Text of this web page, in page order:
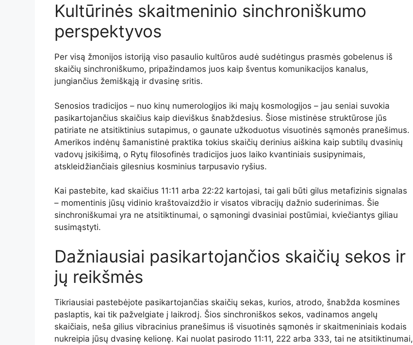
Kultūrinės skaitmeninio sinchroniškumo
perspektyvos
Per visą žmonijos istoriją viso pasaulio kultūros audė sudėtingus prasmės gobelenus iš
skaičių sinchroniškumo, pripažindamos juos kaip šventus komunikacijos kanalus,
jungiančius žemiškąją ir dvasinę sritis.
Senosios tradicijos – nuo kinų numerologijos iki majų kosmologijos – jau seniai suvokia
pasikartojančius skaičius kaip dieviškus šnabždesius. Šiose mistinėse struktūrose jūs
patiriate ne atsitiktinius sutapimus, o gaunate užkoduotus visuotinės sąmonės pranešimus.
Amerikos indėnų šamanistinė praktika tokius skaičių derinius aiškina kaip subtilų dvasinių
vadovų įsikišimą, o Rytų filosofinės tradicijos juos laiko kvantiniais susipynimais,
atskleidžiančiais gilesnius kosminius tarpusavio ryšius.
Kai pastebite, kad skaičius 11:11 arba 22:22 kartojasi, tai gali būti gilus metafizinis signalas
– momentinis jūsų vidinio kraštovaizdžio ir visatos vibracijų dažnio suderinimas. Šie
sinchroniškumai yra ne atsitiktinumai, o sąmoningi dvasiniai postūmiai, kviečiantys giliau
susimąstyti.
Dažniausiai pasikartojančios skaičių sekos ir
jų reikšmės
Tikriausiai pastebėjote pasikartojančias skaičių sekas, kurios, atrodo, šnabžda kosmines
paslaptis, kai tik pažvelgiate į laikrodį. Šios sinchroniškos sekos, vadinamos angelų
skaičiais, neša gilius vibracinius pranešimus iš visuotinės sąmonės ir skaitmeniniais kodais
nukreipia jūsų dvasinę kelionę. Kai nuolat pasirodo 11:11, 222 arba 333, tai ne atsitiktinumai,